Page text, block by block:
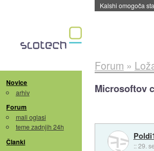
Sandisk že prodal
Novice
arhiv
Forum
mali oglasi
teme zadnjih 24h
Članki
Forum »
Microsoftov
::29.